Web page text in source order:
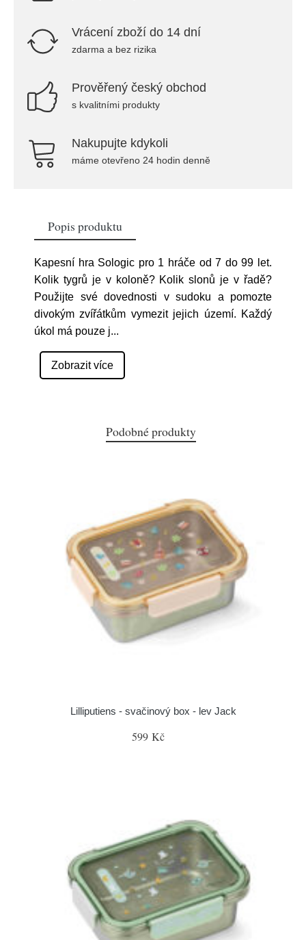
Vrácení zboží do 14 dní
zdarma a bez rizika
Prověřený český obchod
s kvalitními produkty
Nakupujte kdykoli
máme otevřeno 24 hodin denně
Popis produktu
Kapesní hra Sologic pro 1 hráče od 7 do 99 let.
Kolik tygrů je v koloně? Kolik slonů je v řadě?
Použijte své dovednosti v sudoku a pomozte
divokým zvířátkům vymezit jejich území. Každý
úkol má pouze j...
Zobrazit více
Podobné produkty
Lilliputiens - svačinový box - lev Jack
599 Kč